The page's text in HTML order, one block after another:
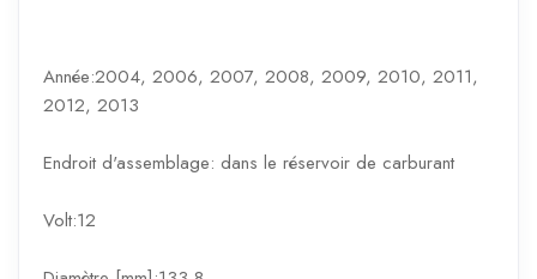
Année:2004, 2006, 2007, 2008, 2009, 2010, 2011,
2012, 2013
Endroit d'assemblage: dans le réservoir de carburant
Volt:12